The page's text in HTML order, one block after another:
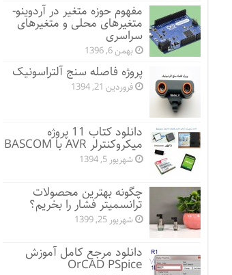
مفهوم حوزه متغیر در آردوینو-
متغیرهای محلی و متغیرهای
سراسری
بهمن 6, 1396
پروژه فاصله سنج آلتراسونیک
فروردین 21, 1394
دانلود کتاب 11 پروژه
میکروکنترلر AVR با BASCOM
شهریور 5, 1394
چگونه بهترین محصولات
ترانسمیتر فشار را بخریم؟
شهریور 25, 1399
دانلود مرجع کامل آموزش
OrCAD PSpice